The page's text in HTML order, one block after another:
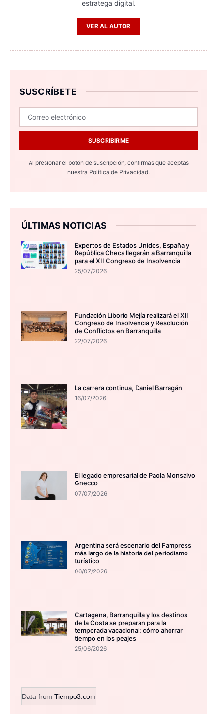
estratega digital.
VER AL AUTOR
SUSCRÍBETE
SUSCRIBIRME
Al presionar el botón de suscripción, confirmas que aceptas
nuestra Política de Privacidad.
ÚLTIMAS NOTICIAS
Expertos de Estados Unidos, España y
República Checa llegarán a Barranquilla
para el XII Congreso de Insolvencia
25/07/2026
Fundación Liborio Mejía realizará el XII
Congreso de Insolvencia y Resolución
de Conflictos en Barranquilla
22/07/2026
La carrera continua, Daniel Barragán
16/07/2026
El legado empresarial de Paola Monsalvo
Gnecco
07/07/2026
Argentina será escenario del Fampress
más largo de la historia del periodismo
turístico
06/07/2026
Cartagena, Barranquilla y los destinos
de la Costa se preparan para la
temporada vacacional: cómo ahorrar
tiempo en los peajes
25/06/2026
Data from Tiempo3.com